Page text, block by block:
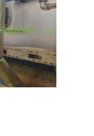
Siguiente →